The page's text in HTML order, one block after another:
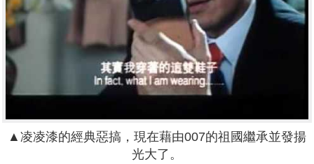
▲凌凌漆的經典惡搞，現在藉由007的祖國繼承並發揚
光大了。